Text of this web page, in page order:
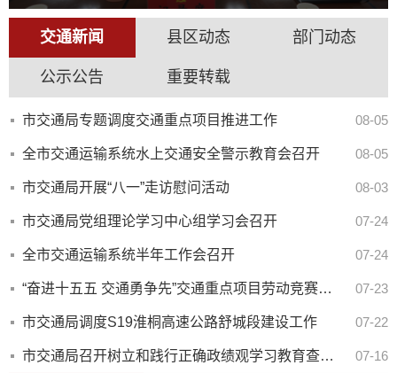
交通新闻 县区动态 部门动态
公示公告 重要转载
市交通局专题调度交通重点项目推进工作 08-05
全市交通运输系统水上交通安全警示教育会召开 08-05
市交通局开展“八一”走访慰问活动 08-03
市交通局党组理论学习中心组学习会召开 07-24
全市交通运输系统半年工作会召开 07-24
“奋进十五五 交通勇争先”交通重点项目劳动竞赛启动 07-23
市交通局调度S19淮桐高速公路舒城段建设工作 07-22
市交通局召开树立和践行正确政绩观学习教育查摆问题整改整治工作专题会议 07-16